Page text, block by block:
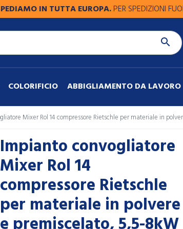
IN TUTTA EUROPA.PER SPEDIZIONI FUORI

COLORIFICIO ABBIGLIAMENTO DA LAVORO
Mixer Rol 14 compressore Rietschle per materiale in
Impianto convogliatore
Mixer Rol 14
compressore Rietschle
per materiale in polvere